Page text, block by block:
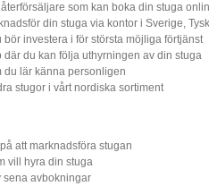
som kan boka din stuga
din stuga via kontor i Sverige,
bör investera i för största möjliga förtjänst
där du kan följa uthyrningen av din stuga
du lär känna personligen
stugor i vårt nordiska sortiment
att marknadsföra stugan
vill hyra din stuga
sena avbokningar